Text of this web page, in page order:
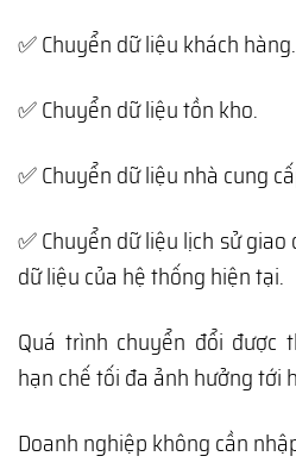
✅ Chuyển dữ liệu khách hàng.
✅ Chuyển dữ liệu tồn kho.
✅ Chuyển dữ liệu nhà cung
✅ Chuyển dữ liệu lịch sử
dữ liệu của hệ thống hiện tại.
Quá trình chuyển đổi được
hạn chế tối đa ảnh hưởng tới
Doanh nghiệp không cần